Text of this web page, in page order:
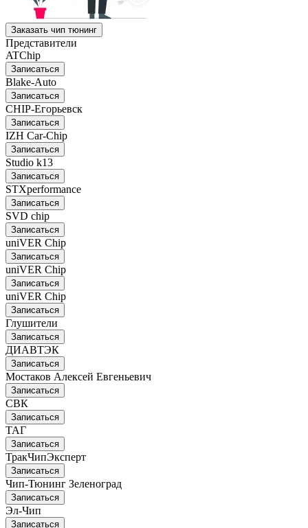
Заказать чип тюнинг
Представители
ATChip
Записаться
Blake-Auto
Записаться
CHIP-Егорьевск
Записаться
IZH Car-Chip
Записаться
Studio k13
Записаться
STXperformance
Записаться
SVD chip
Записаться
uniVER Chip
Записаться
uniVER Chip
Записаться
uniVER Chip
Записаться
Глушители
Записаться
ДИАВТЭК
Записаться
Мостаков Алексей Евгеньевич
Записаться
СВК
Записаться
ТАГ
Записаться
ТракЧипЭксперт
Записаться
Чип-Тюнинг Зеленоград
Записаться
Эл-Чип
Записаться